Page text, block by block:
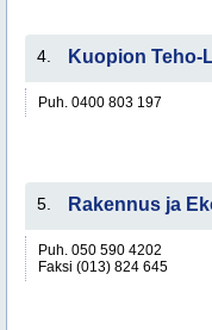
4. Kuopion Teho-
Puh. 0400 803 197
5. Rakennus ja
Puh. 050 590 4202
Faksi (013) 824 645